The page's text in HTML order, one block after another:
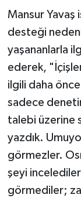
Mansur
desteği
yaşananlarla
ederek,
ilgili daha
sadece
talebi üzerine
yazdık.
görmezler.
şeyi
görmediler;